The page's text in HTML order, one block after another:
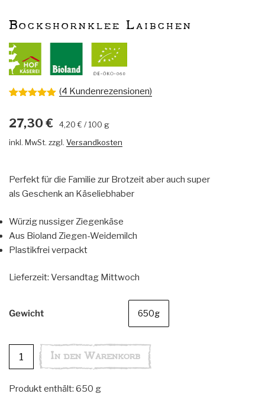
Bockshornklee Laibchen
von 5,
basierend
auf
(4 Kundenrezensionen)
27,30 € 4,20€ /100 g
inkl. MwSt. zzgl. Versandkosten
Perfekt für die Familie zur Brotzeit aber auch super
als Geschenk an Käseliebhaber
Würzig nussiger Ziegenkäse
Aus Bioland Ziegen-Weidemilch
Plastikfrei verpackt
Lieferzeit: Versandtag Mittwoch
Gewicht 650g
Bockshornklee
Laibchen
In den Warenkorb
Produkt enthält: 650 g